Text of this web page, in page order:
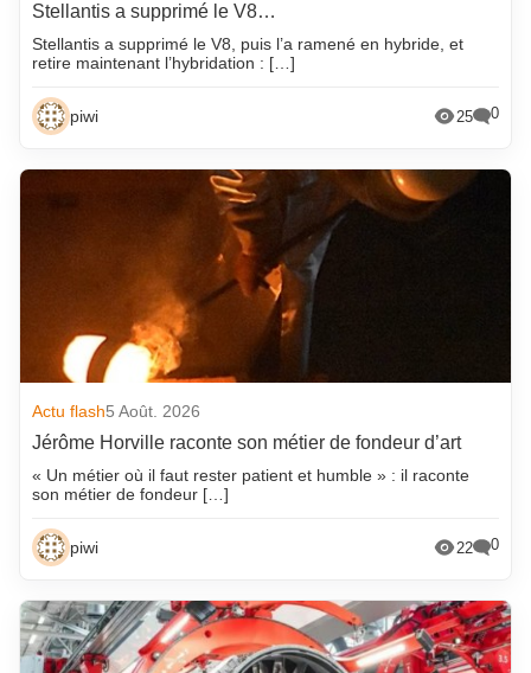
Stellantis a supprimé le V8…
Stellantis a supprimé le V8, puis l’a ramené en hybride, et
retire maintenant l’hybridation : […]
piwi 25 0
Actu flash5 Août. 2026
Jérôme Horville raconte son métier de fondeur d’art
« Un métier où il faut rester patient et humble » : il raconte
son métier de fondeur […]
piwi 22 0